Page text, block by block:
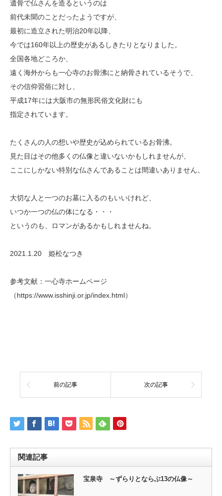
遺骨で仏さんを造るというのは
前代未聞のことだったようですが、
最初に造立された明治20年以降、
今では160年以上の歴史があるしきたりとなりました。
全国各地どころか、
遠く海外からも一心寺のお骨沸にと納骨されているそうで、
その信仰習俗に対し、
平成17年には大阪市の無形民俗文化財にも
指定されています。
たくさんの人の想いや歴史が込められているお骨沸。
見た目はその他多くの仏像と違いないかもしれませんが、
ここにしかない特別な仏さんであることは間違いありません。
大切な人と一つのお墓に入るのもいいけれど、
いつか一つの仏の体になる・・・
というのも、ロマンがあるかもしれませんね。
2021.1.20 姫松なつき
参考文献：一心寺ホームページ
（https://www.isshinji.or.jp/index.html）
前の記事 次の記事
関連記事
宝泉寺 ～ずらりとならぶ13の仏像～